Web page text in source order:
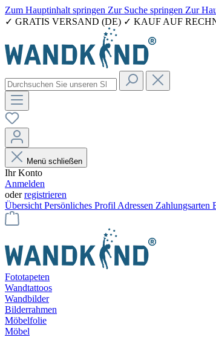
Zum Hauptinhalt springen Zur Suche springen Zur
✓ GRATIS VERSAND (DE) ✓ KAUF AUF
Menü schließen
Ihr Konto
Anmelden
oderregistrieren
Übersicht Persönliches Profil Adressen Zahlungsarten
Fototapeten
Wandtattoos
Wandbilder
Bilderrahmen
Möbelfolie
Möbel